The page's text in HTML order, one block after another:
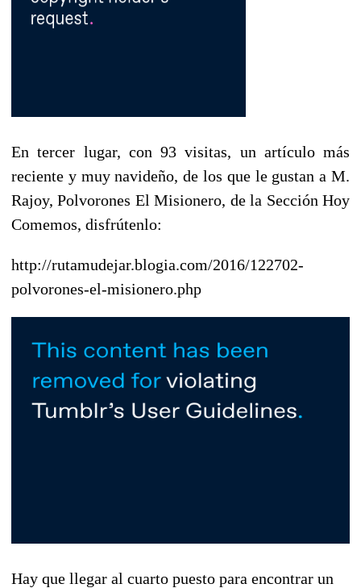
En tercer lugar, con 93 visitas, un artículo más
reciente y muy navideño, de los que le gustan a M.
Rajoy, Polvorones El Misionero, de la Sección Hoy
Comemos, disfrútenlo:
http://rutamudejar.blogia.com/2016/122702-
polvorones-el-misionero.php
Hay que llegar al cuarto puesto para encontrar un